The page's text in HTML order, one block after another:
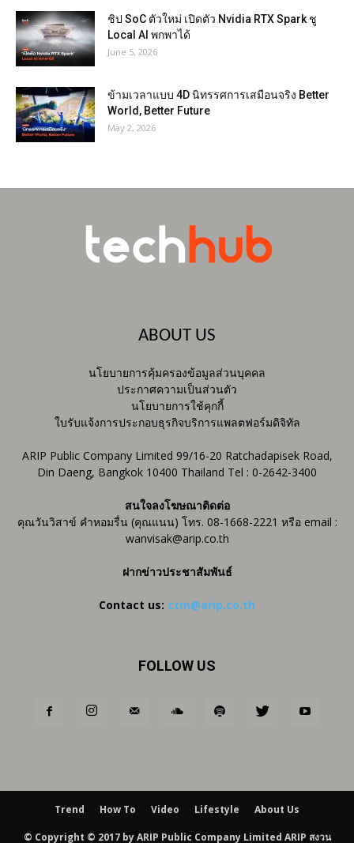
ชิป SoC ตัวใหม่ เปิดตัว Nvidia RTX Spark ชู
Local AI พกพาได้
June 5, 2026
ข้ามเวลาแบบ 4D นิทรรศการเสมือนจริง Better
World, Better Future
May 2, 2026
ABOUT US
นโยบายการคุ้มครองข้อมูลส่วนบุคคล
ประกาศความเป็นส่วนตัว
นโยบายการใช้คุกกี้
ใบรับแจ้งการประกอบธุรกิจบริการแพลตฟอร์มดิจิทัล
ARIP Public Company Limited 99/16-20 Ratchadapisek Road,
Din Daeng, Bangkok 10400 Thailand Tel : 0-2642-3400
สนใจลงโฆษณาติดต่อ
คุณวันวิสาข์ คำหอมรื่น (คุณแนน) โทร. 08-1668-2221 หรือ email :
wanvisak@arip.co.th
ฝากข่าวประชาสัมพันธ์
Contact us: ctm@arip.co.th
FOLLOW US
Trend How To Video Lifestyle About Us
© Copyright © 2017 by ARIP Public Company Limited ARIP สงวน